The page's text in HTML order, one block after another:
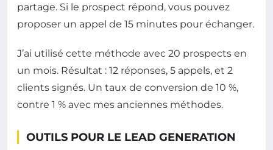
partage. Si le prospect répond, vous pouvez
proposer un appel de 15 minutes pour échanger.
J’ai utilisé cette méthode avec 20 prospects en
un mois. Résultat : 12 réponses, 5 appels, et 2
clients signés. Un taux de conversion de 10 %,
contre 1 % avec mes anciennes méthodes.
OUTILS POUR LE LEAD GENERATION